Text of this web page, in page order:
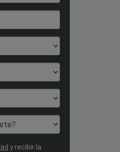
y recibir la